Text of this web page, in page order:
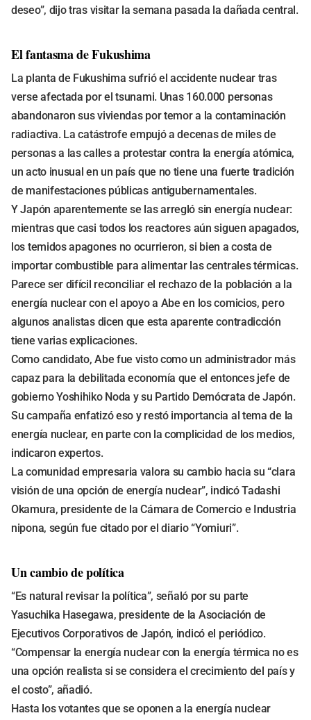
deseo”, dijo tras visitar la semana pasada la dañada central.
El fantasma de Fukushima
La planta de Fukushima sufrió el accidente nuclear tras
verse afectada por el tsunami. Unas 160.000 personas
abandonaron sus viviendas por temor a la contaminación
radiactiva. La catástrofe empujó a decenas de miles de
personas a las calles a protestar contra la energía atómica,
un acto inusual en un país que no tiene una fuerte tradición
de manifestaciones públicas antigubernamentales.
Y Japón aparentemente se las arregló sin energía nuclear:
mientras que casi todos los reactores aún siguen apagados,
los temidos apagones no ocurrieron, si bien a costa de
importar combustible para alimentar las centrales térmicas.
Parece ser difícil reconciliar el rechazo de la población a la
energía nuclear con el apoyo a Abe en los comicios, pero
algunos analistas dicen que esta aparente contradicción
tiene varias explicaciones.
Como candidato, Abe fue visto como un administrador más
capaz para la debilitada economía que el entonces jefe de
gobierno Yoshihiko Noda y su Partido Demócrata de Japón.
Su campaña enfatizó eso y restó importancia al tema de la
energía nuclear, en parte con la complicidad de los medios,
indicaron expertos.
La comunidad empresaria valora su cambio hacia su “clara
visión de una opción de energía nuclear”, indicó Tadashi
Okamura, presidente de la Cámara de Comercio e Industria
nipona, según fue citado por el diario “Yomiuri”.
Un cambio de política
“Es natural revisar la política”, señaló por su parte
Yasuchika Hasegawa, presidente de la Asociación de
Ejecutivos Corporativos de Japón, indicó el periódico.
“Compensar la energía nuclear con la energía térmica no es
una opción realista si se considera el crecimiento del país y
el costo”, añadió.
Hasta los votantes que se oponen a la energía nuclear